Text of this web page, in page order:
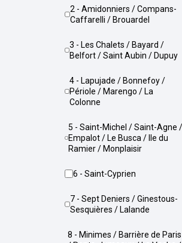
2 - Amidonniers / Compans-
Caffarelli / Brouardel
3 - Les Chalets / Bayard /
Belfort / Saint Aubin / Dupuy
4 - Lapujade / Bonnefoy /
Périole / Marengo / La
Colonne
5 - Saint-Michel / Saint-Agne /
Empalot / Le Busca / Ile du
Ramier / Monplaisir
6 - Saint-Cyprien
7 - Sept Deniers / Ginestous-
Sesquières / Lalande
8 - Minimes / Barrière de Paris